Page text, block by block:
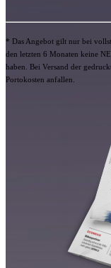
* Das Angebot gilt nur bei
den letzten 6 Monaten keine
haben. Bei Versand der
Portokosten anfallen.